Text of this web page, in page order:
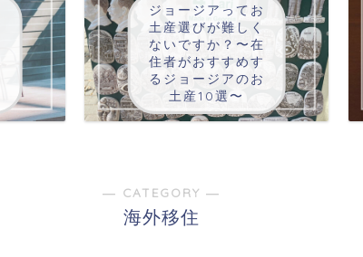
ジョージアってお
土産選びが難しく
ないですか？〜在
住者がおすすめす
るジョージアのお
土産10選〜
― CATEGORY ―
海外移住